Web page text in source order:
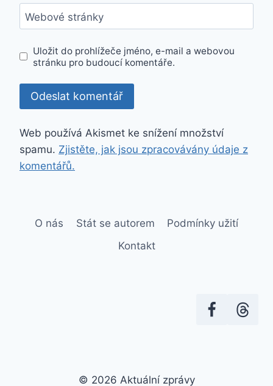
Webové stránky
Uložit do prohlížeče jméno, e-mail a webovou
stránku pro budoucí komentáře.
Web používá Akismet ke snížení množství
spamu. Zjistěte, jak jsou zpracovávány údaje z
komentářů.
O nás Stát se autorem
Podmínky užití
Kontakt
© 2026 Aktuální zprávy